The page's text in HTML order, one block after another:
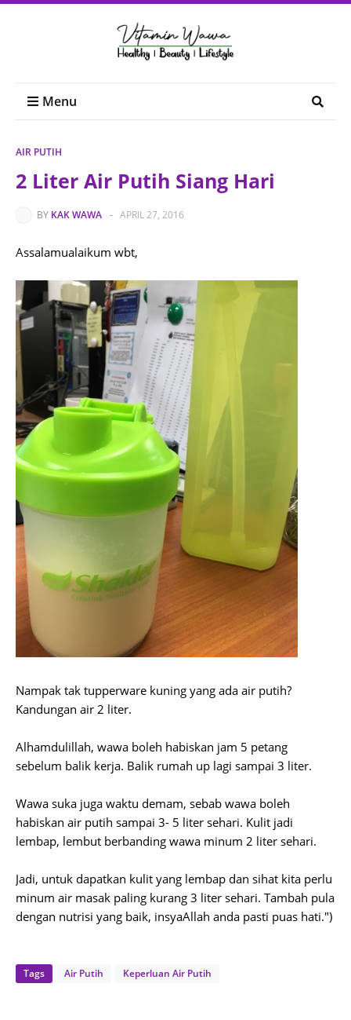
Menu
AIR PUTIH
2 Liter Air Putih Siang Hari
BY KAK WAWA - APRIL 27, 2016
Assalamualaikum wbt,
Nampak tak tupperware kuning yang ada air putih?
Kandungan air 2 liter.
Alhamdulillah, wawa boleh habiskan jam 5 petang
sebelum balik kerja. Balik rumah up lagi sampai 3 liter.
Wawa suka juga waktu demam, sebab wawa boleh
habiskan air putih sampai 3- 5 liter sehari. Kulit jadi
lembap, lembut berbanding wawa minum 2 liter sehari.
Jadi, untuk dapatkan kulit yang lembap dan sihat kita perlu
minum air masak paling kurang 3 liter sehari. Tambah pula
dengan nutrisi yang baik, insyaAllah anda pasti puas hati.")
Tags Air Putih Keperluan Air Putih